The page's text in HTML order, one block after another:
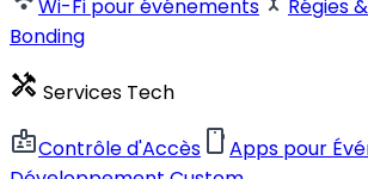
Wi-Fi pour événements Régies
Bonding
handyman Services Tech
badgeContrôle d'Accès smartphoneApps pour